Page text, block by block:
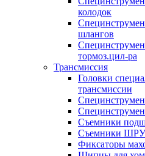
колодок
шлангов
тормоз.цил-ра
Трансмиссия
Головки
трансмиссии
Съемники
Съемники
Фиксаторы